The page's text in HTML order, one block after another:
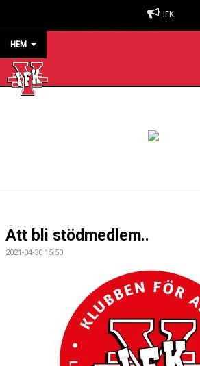
IFK
HEM
KALENDER
Att bli stödmedlem..
2021-04-30 15:50